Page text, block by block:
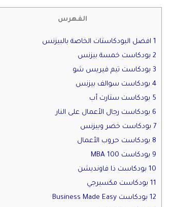
الفهرس
1 افضل البودكاستات الخاصة بالبيزنس
2 بودكاست خمسة بيزنس
3 بودكاست تيم فيريس شو
4 بودكاست سوالف بيزنس
5 بودكاست ستارت أب
6 بودكاست رجال الأعمال على النار
7 بودكاست خضر وبيزنس
8 بودكاست حروب الأعمال
9 بودكاست MBA 100
10 بودكاست ذا فاونديشن
11 بودكاست مكسيرجي
12 بودكاست Business Made Easy